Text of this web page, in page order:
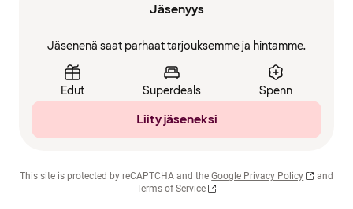
Jäsenyys
Jäsenenä saat parhaat tarjouksemme ja hintamme.
Edut Superdeals Spenn
Liity jäseneksi
This site is protected by reCAPTCHA and the Google Privacy Policy
and
Terms of Service